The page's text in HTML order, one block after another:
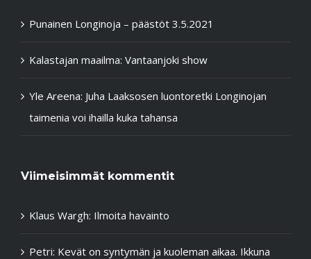
Punainen Longinoja – päästöt 3.5.2021
Kalastajan maailma: Vantaanjoki show
Yle Areena: Juha Laaksosen luontoretki Longinojan
taimenia voi ihailla kuka tahansa
Viimeisimmät kommentit
Klaus Wargh: Ilmoita havainto
Petri: Kevät on syntymän ja kuoleman aikaa. Ikkuna